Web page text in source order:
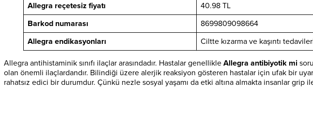
Allegra reçetesiz fiyatı
40.98 TL
Barkod numarası
8699809098664
Allegra endikasyonları
Ciltte kızarma ve kaşıntı
Allegra antihistaminik sınıfı ilaçlar arasındadır. Hastalar genellikle Allegra antibiyotik mi
olan önemli ilaçlardandır. Bilindiği üzere alerjik reaksiyon gösteren hastalar için ufak bir
rahatsız edici bir durumdur. Çünkü nezle sosyal yaşamı da etki altına almakta insanlar grip